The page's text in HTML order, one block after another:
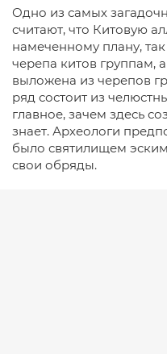
Одно из самых
считают, что Китовую
намеченному плану,
черепа китов группам,
выложена из черепов
ряд состоит из
главное, зачем здесь
знает. Археологи
было святилищем
свои обряды.